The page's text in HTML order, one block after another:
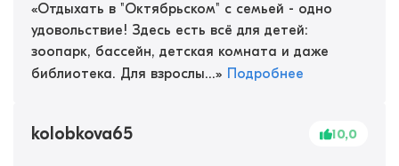
«Отдыхать в "Октябрьском" с семьей - одно
удовольствие! Здесь есть всё для детей:
зоопарк, бассейн, детская комната и даже
библиотека. Для взрослы...» Подробнее
kolobkova65 10,0